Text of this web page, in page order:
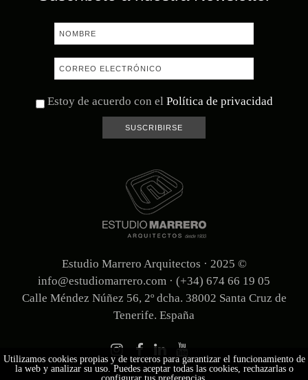
Estoy de acuerdo con el Política de privacidad
Estudio Marrero Arquitectos · 2025 ©
info@estudiomarrero.com · (+34) 674 66 19 05
Calle Méndez Núñez 56, 2º dcha. 38002 Santa Cruz de
Tenerife. España
Utilizamos cookies propias y de terceros para garantizar el funcionamiento de
la web y analizar su uso. Puedes aceptar todas las cookies, rechazarlas o